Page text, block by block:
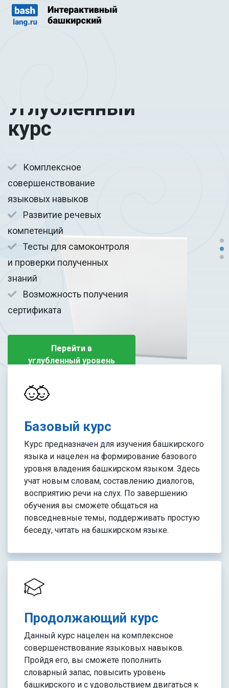
Углубленный
курс
Комплексное
совершенствование
языковых навыков
Развитие речевых
компетенций
Тесты для самоконтроля
и проверки полученных
знаний
Возможность получения
сертификата
Перейти в
углубленный уровень
Базовый курс
Курс предназначен для изучения башкирского
языка и нацелен на формирование базового
уровня владения башкирском языком. Здесь
учат новым словам, составлению диалогов,
восприятию речи на слух. По завершению
обучения вы сможете общаться на
повседневные темы, поддерживать простую
беседу, читать на башкирском языке.
Продолжающий курс
Данный курс нацелен на комплексное
совершенствование языковых навыков.
Пройдя его, вы сможете пополнить
словарный запас, повысить уровень
башкирского и с удовольствием двигаться к